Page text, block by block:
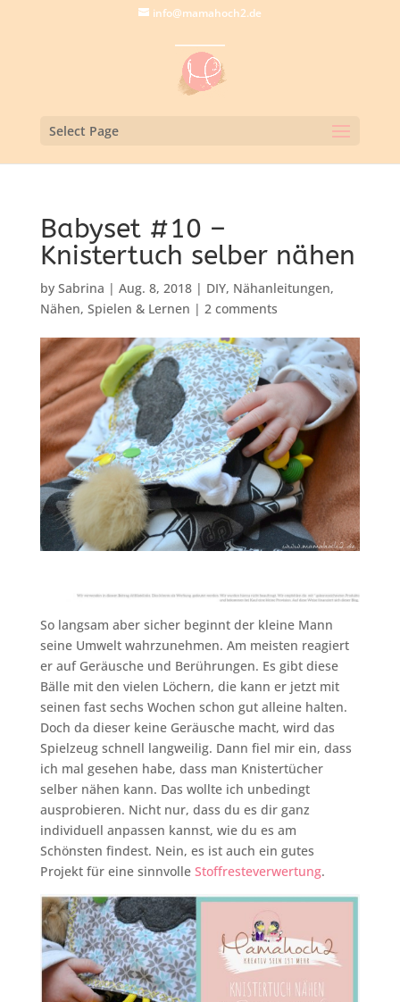
info@mamahoch2.de
Select Page
Babyset #10 –
Knistertuch selber nähen
by Sabrina | Aug. 8, 2018| DIY, Nähanleitungen,
Nähen, Spielen & Lernen | 2 comments
So langsam aber sicher beginnt der kleine Mann
seine Umwelt wahrzunehmen. Am meisten reagiert
er auf Geräusche und Berührungen. Es gibt diese
Bälle mit den vielen Löchern, die kann er jetzt mit
seinen fast sechs Wochen schon gut alleine halten.
Doch da dieser keine Geräusche macht, wird das
Spielzeug schnell langweilig. Dann fiel mir ein, dass
ich mal gesehen habe, dass man Knistertücher
selber nähen kann. Das wollte ich unbedingt
ausprobieren. Nicht nur, dass du es dir ganz
individuell anpassen kannst, wie du es am
Schönsten findest. Nein, es ist auch ein gutes
Projekt für eine sinnvolle Stoffresteverwertung.